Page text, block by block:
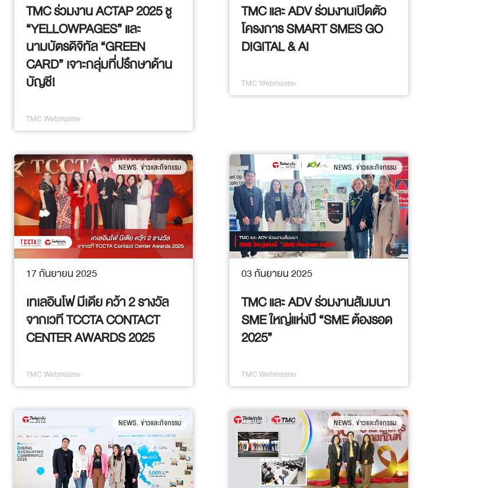
TMC ร่วมงาน ACTAP 2025 ชู
“YELLOWPAGES” และ
นามบัตรดิจิทัล “GREEN
CARD” เจาะกลุ่มที่ปรึกษาด้าน
บัญชี!
TMC Webmaster
TMC และ ADV ร่วมงานเปิดตัว
โครงการ SMART SMES GO
DIGITAL & AI
TMC Webmaster
NEWS,ข่าวและกิจกรรม
17 กันยายน 2025
เทเลอินโฟ มีเดีย คว้า 2 รางวัล
จากเวที TCCTA CONTACT
CENTER AWARDS 2025
TMC Webmaster
NEWS,ข่าวและกิจกรรม
03 กันยายน 2025
TMC และ ADV ร่วมงานสัมมนา
SME ใหญ่แห่งปี “SME ต้องรอด
2025”
TMC Webmaster
NEWS,ข่าวและกิจกรรม NEWS,ข่าวและกิจกรรม